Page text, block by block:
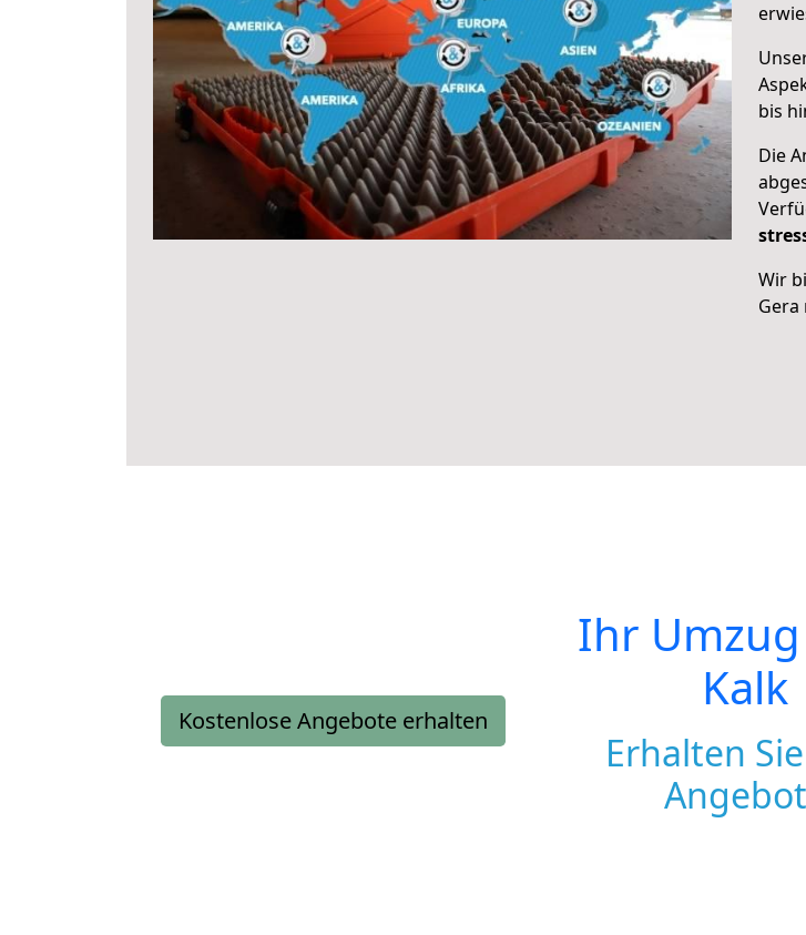
bis
Die
Wir
Gera
Kostenlose Angebote erhalten
Ihr
Kalk
Erhalten